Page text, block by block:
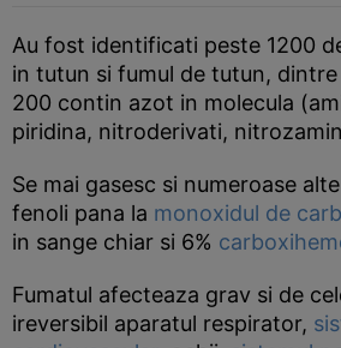
Au fost identificati peste 1200
in tutun si fumul de tutun,
200 contin azot in molecula
piridina, nitroderivati,
Se mai gasesc si numeroase
fenoli pana la monoxidul de
in sange chiar si 6%
Fumatul afecteaza grav si de
ireversibil aparatul respirator,